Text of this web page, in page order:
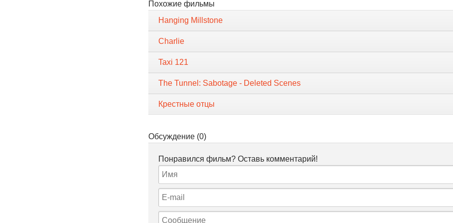
Похожие фильмы
Hanging Millstone
Charlie
Taxi 121
The Tunnel: Sabotage - Deleted Scenes
Крестные отцы
Обсуждение (0)
Понравился фильм? Оставь комментарий!